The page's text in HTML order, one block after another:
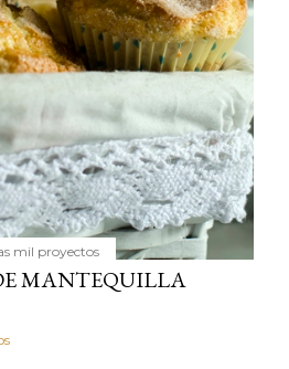
mil proyectos
MANTEQUILLA